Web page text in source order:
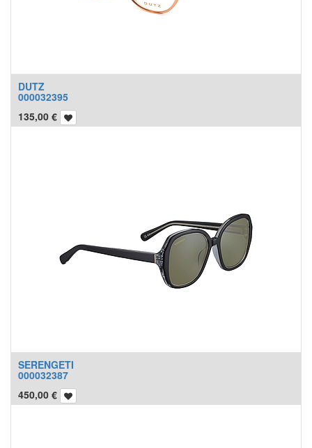
DUTZ
000032395
135,00 €
SERENGETI
000032387
450,00 €